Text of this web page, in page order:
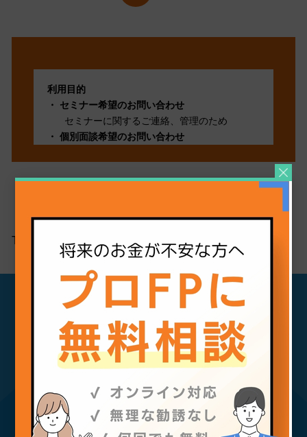
利用目的
セミナー希望のお問い合わせ
セミナーに関するご連絡、管理のため
個別面談希望のお問い合わせ
採用面談に関するご連絡、管理のため
問い合わせ頂いた事項に適切に対応し管理す
第三者提供
なく当個人情報を第三者に提供することは あ
りません。
委託
当個人情報の取扱いを委託することがありま
すが、委託にあたっては、委託先における 個
人情報の安全管理が図られるよう、委託先に
開示等のお求め
当個人情報の利用目的の通知、開示、内容の
訂正・追加または削除、利用の停止・消去お
TOP COCO the Style 新NISA
資産形成や住宅購入・転職につ
いてお悩みの方はお気軽にご相
談ください。